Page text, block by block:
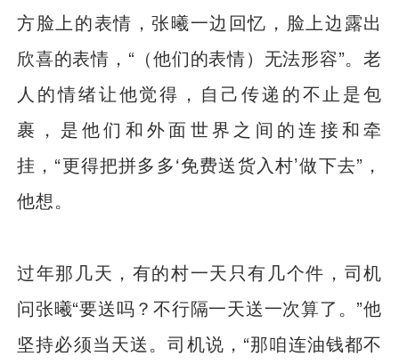
方脸上的表情，张曦一边回忆，脸上边露出
欣喜的表情，“（他们的表情）无法形容”。老
人的情绪让他觉得，自己传递的不止是包
裹，是他们和外面世界之间的连接和牵
挂，“更得把拼多多‘免费送货入村’做下去”，
他想。
过年那几天，有的村一天只有几个件，司机
问张曦“要送吗？不行隔一天送一次算了。”他
坚持必须当天送。司机说，“那咱连油钱都不